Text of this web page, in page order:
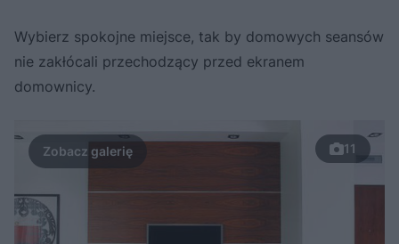
Wybierz spokojne miejsce, tak by domowych seansów
nie zakłócali przechodzący przed ekranem
domownicy.
11